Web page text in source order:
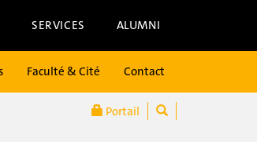
SERVICES ALUMNI
Portail
Faculté & Cité Contact